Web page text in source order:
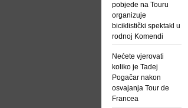
pobjede na Touru
organizuje
biciklistički spektakl u
rodnoj Komendi
Nećete vjerovati
koliko je Tadej
Pogačar nakon
osvajanja Tour de
Francea